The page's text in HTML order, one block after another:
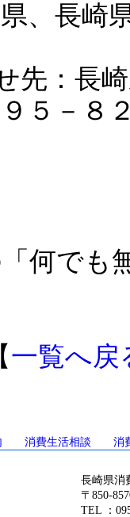
、長崎
先：長
５－８
何でも
一覧へ戻
消費生活相談 消
長崎県消
〒850-
TEL ：